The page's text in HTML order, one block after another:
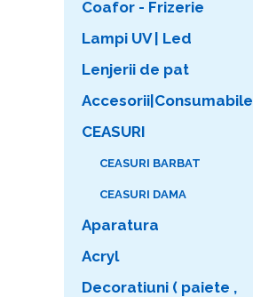
Coafor - Frizerie
Lampi UV | Led
Lenjerii de pat
Accesorii|Consumabile
CEASURI
CEASURI BARBAT
CEASURI DAMA
Aparatura
Acryl
Decoratiuni ( paiete ,